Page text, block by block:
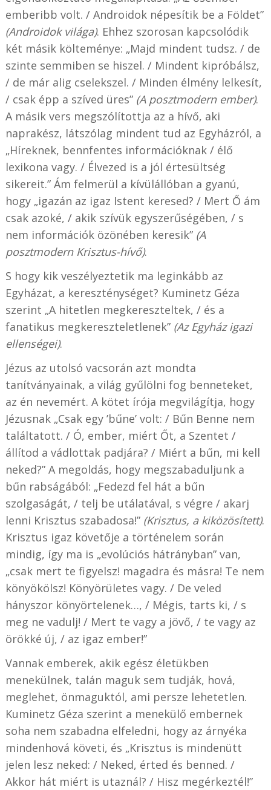
emberibb volt. / Androidok népesítik be a Földet”
(Androidok világa). Ehhez szorosan kapcsolódik
két másik költeménye: „Majd mindent tudsz. / de
szinte semmiben se hiszel. / Mindent kipróbálsz,
/ de már alig cselekszel. / Minden élmény lelkesít,
/ csak épp a szíved üres” (A posztmodern ember).
A másik vers megszólítottja az a hívő, aki
naprakész, látszólag mindent tud az Egyházról, a
„Híreknek, bennfentes információknak / élő
lexikona vagy. / Élvezed is a jól értesültség
sikereit.” Ám felmerül a kívülállóban a gyanú,
hogy „igazán az igaz Istent keresed? / Mert Ő ám
csak azoké, / akik szívük egyszerűségében, / s
nem információk özönében keresik” (A
posztmodern Krisztus-hívő).
S hogy kik veszélyeztetik ma leginkább az
Egyházat, a kereszténységet? Kuminetz Géza
szerint „A hitetlen megkereszteltek, / és a
fanatikus megkereszteletlenek” (Az Egyház igazi
ellenségei).
Jézus az utolsó vacsorán azt mondta
tanítványainak, a világ gyűlölni fog benneteket,
az én nevemért. A kötet írója megvilágítja, hogy
Jézusnak „Csak egy ’bűne’ volt: / Bűn Benne nem
találtatott. / Ó, ember, miért Őt, a Szentet /
állítod a vádlottak padjára? / Miért a bűn, mi kell
neked?” A megoldás, hogy megszabaduljunk a
bűn rabságából: „Fedezd fel hát a bűn
szolgaságát, / telj be utálatával, s végre / akarj
lenni Krisztus szabadosa!” (Krisztus, a kiközösített).
Krisztus igaz követője a történelem során
mindig, így ma is „evolúciós hátrányban” van,
„csak mert te figyelsz! magadra és másra! Te nem
könyökölsz! Könyörületes vagy. / De veled
hányszor könyörtelenek…, / Mégis, tarts ki, / s
meg ne vadulj! / Mert te vagy a jövő, / te vagy az
örökké új, / az igaz ember!”
Vannak emberek, akik egész életükben
menekülnek, talán maguk sem tudják, hová,
meglehet, önmaguktól, ami persze lehetetlen.
Kuminetz Géza szerint a menekülő embernek
soha nem szabadna elfeledni, hogy az árnyéka
mindenhová követi, és „Krisztus is mindenütt
jelen lesz neked: / Neked, érted és benned. /
Akkor hát miért is utaznál? / Hisz megérkeztél!”